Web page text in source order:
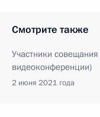
Смотрите также
Участники
видеоконференции)
2 июня 2021 года